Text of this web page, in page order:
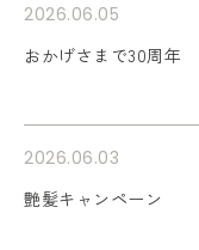
2026.06.05
おかげさまで30周年
2026.06.03
艶髪キャンペーン